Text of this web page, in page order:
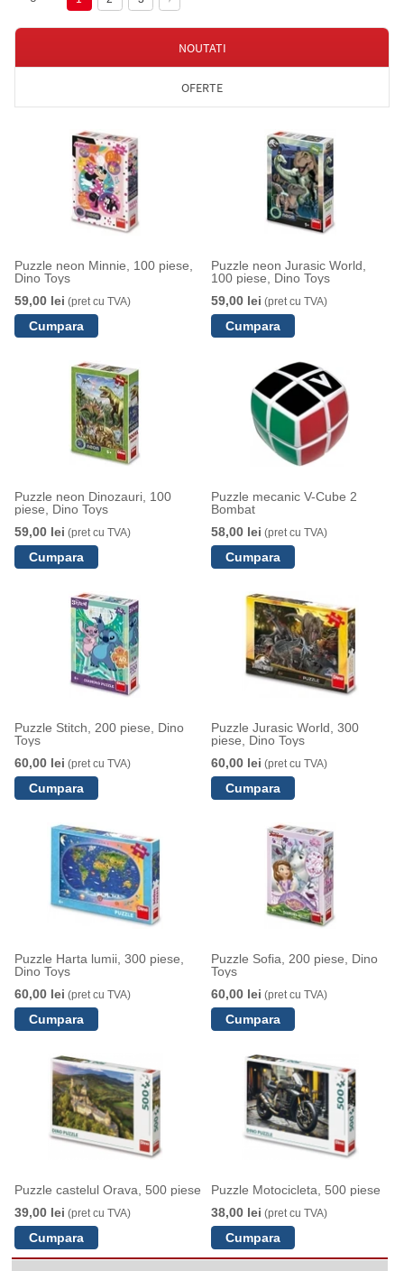
NOUTATI
OFERTE
Puzzle neon Minnie, 100 piese,
Dino Toys
59,00 lei (pret cu TVA)
Puzzle neon Jurasic World,
100 piese, Dino Toys
59,00 lei (pret cu TVA)
Puzzle neon Dinozauri, 100
piese, Dino Toys
59,00 lei (pret cu TVA)
Puzzle mecanic V-Cube 2
Bombat
58,00 lei (pret cu TVA)
Puzzle Stitch, 200 piese, Dino
Toys
60,00 lei (pret cu TVA)
Puzzle Jurasic World, 300
piese, Dino Toys
60,00 lei (pret cu TVA)
Puzzle Harta lumii, 300 piese,
Dino Toys
60,00 lei (pret cu TVA)
Puzzle Sofia, 200 piese, Dino
Toys
60,00 lei (pret cu TVA)
Puzzle castelul Orava, 500 piese
39,00 lei (pret cu TVA)
Puzzle Motocicleta, 500 piese
38,00 lei (pret cu TVA)